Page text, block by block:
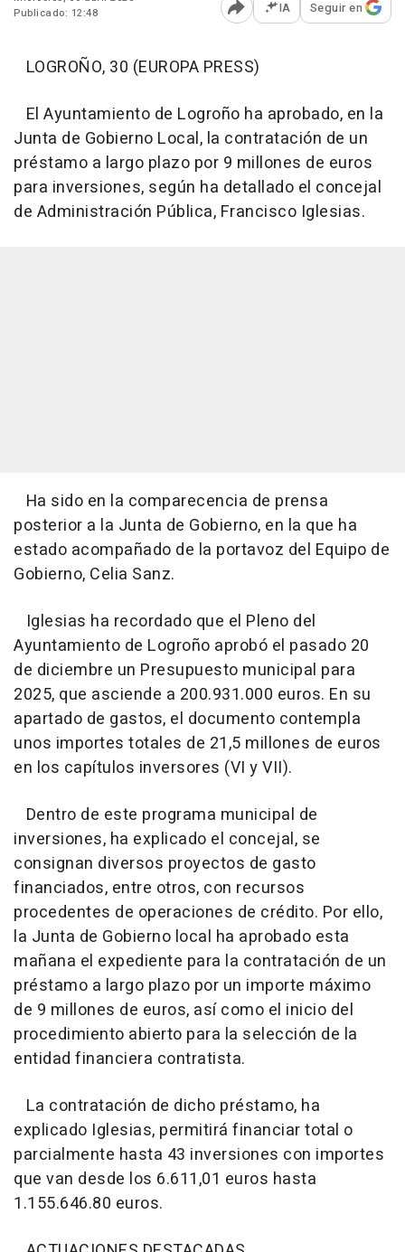
Publicado: 12:48
Abrir opciones para
IA Seguir en
LOGROÑO, 30 (EUROPA PRESS)
El Ayuntamiento de Logroño ha aprobado, en la
Junta de Gobierno Local, la contratación de un
préstamo a largo plazo por 9 millones de euros
para inversiones, según ha detallado el concejal
de Administración Pública, Francisco Iglesias.
Ha sido en la comparecencia de prensa
posterior a la Junta de Gobierno, en la que ha
estado acompañado de la portavoz del Equipo de
Gobierno, Celia Sanz.
Iglesias ha recordado que el Pleno del
Ayuntamiento de Logroño aprobó el pasado 20
de diciembre un Presupuesto municipal para
2025, que asciende a 200.931.000 euros. En su
apartado de gastos, el documento contempla
unos importes totales de 21,5 millones de euros
en los capítulos inversores (VI y VII).
Dentro de este programa municipal de
inversiones, ha explicado el concejal, se
consignan diversos proyectos de gasto
financiados, entre otros, con recursos
procedentes de operaciones de crédito. Por ello,
la Junta de Gobierno local ha aprobado esta
mañana el expediente para la contratación de un
préstamo a largo plazo por un importe máximo
de 9 millones de euros, así como el inicio del
procedimiento abierto para la selección de la
entidad financiera contratista.
La contratación de dicho préstamo, ha
explicado Iglesias, permitirá financiar total o
parcialmente hasta 43 inversiones con importes
que van desde los 6.611,01 euros hasta
1.155.646.80 euros.